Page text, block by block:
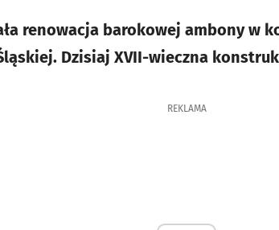
renowacja barokowej ambony w
Dzisiaj XVII-wieczna
REKLAMA